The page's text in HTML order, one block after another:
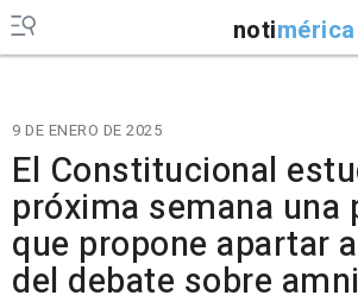
notimérica
9 DE ENERO DE 2025
El Constitucional
próxima semana una
que propone apartar
del debate sobre